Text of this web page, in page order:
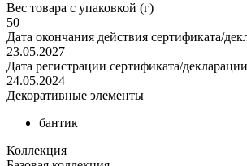
Вес товара с упаковкой (г)
50
Дата окончания действия сертификата/
23.05.2027
Дата регистрации сертификата/декларации
24.05.2024
Декоративные элементы
бантик
Коллекция